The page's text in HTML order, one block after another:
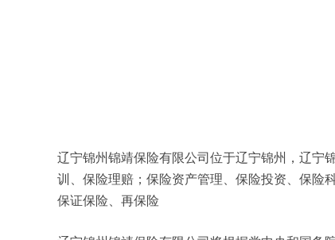
辽宁锦州锦靖保险有限公司位于辽宁锦州，辽宁
训、保险理赔；保险资产管理、保险投资、保险
保证保险、再保险